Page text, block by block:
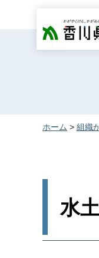
香川県
ホーム > 組織
水